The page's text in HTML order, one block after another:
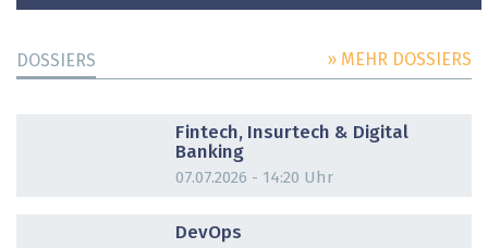
DOSSIERS » MEHR DOSSIERS
Fintech, Insurtech & Digital
Banking
07.07.2026 - 14:20 Uhr
DevOps